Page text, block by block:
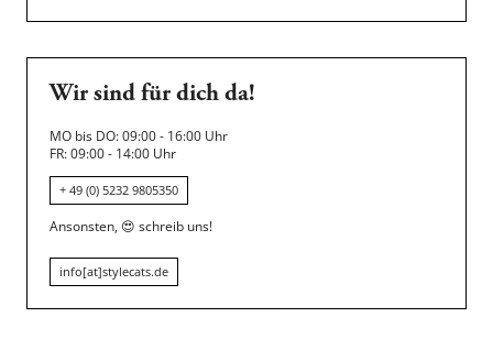
Wir sind für dich da!
MO bis DO: 09:00 - 16:00 Uhr
FR: 09:00 - 14:00 Uhr
+ 49 (0) 5232 9805350
Ansonsten, 😍 schreib uns!
info[at]stylecats.de